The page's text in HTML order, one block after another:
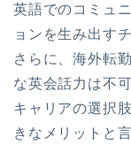
英語でのコミュ
ョンを生み出す
さらに、海外転
な英会話力は不可
キャリアの選択
きなメリットと